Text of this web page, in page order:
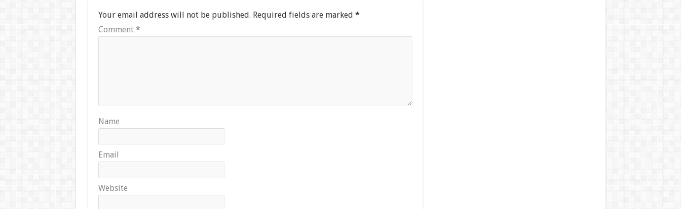
Your email address will not be published. Required fields are marked *
Comment *
Name
Email
Website